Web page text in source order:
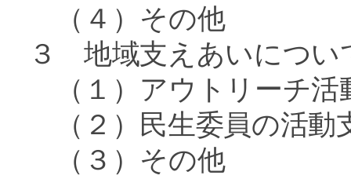
（４）その他
３ 地域支えあいについ
（１）アウトリーチ活
（２）民生委員の活動
（３）その他